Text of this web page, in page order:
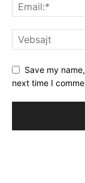
Save my
next time I